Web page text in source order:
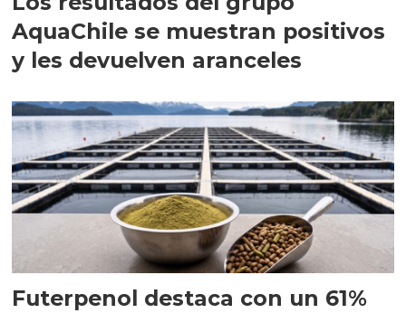
AquaChile se muestran positivos
y les devuelven aranceles
Futerpenol destaca con un 61%